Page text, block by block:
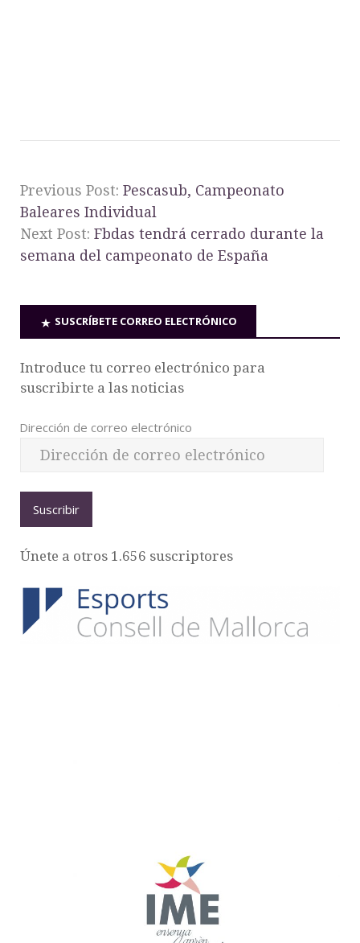
Previous Post: Pescasub, Campeonato
Baleares Individual
Next Post: Fbdas tendrá cerrado durante la
semana del campeonato de España
SUSCRÍBETE CORREO ELECTRÓNICO
Introduce tu correo electrónico para
suscribirte a las noticias
Dirección de correo electrónico
Suscribir
Únete a otros 1.656 suscriptores